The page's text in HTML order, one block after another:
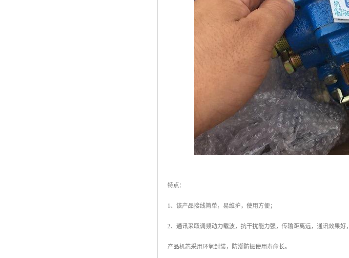
特点：
1、该产品接线简单，易维护，使用方便；
2、通讯采取调频动力载波，抗干扰能力强，传输距离远，通讯效果好，
产品机芯采用环氧封装，防潮防振使用寿命长。